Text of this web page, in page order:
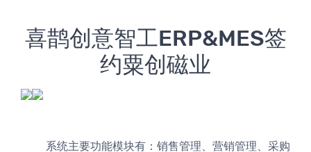
喜鹊创意智工ERP&MES签
约粟创磁业